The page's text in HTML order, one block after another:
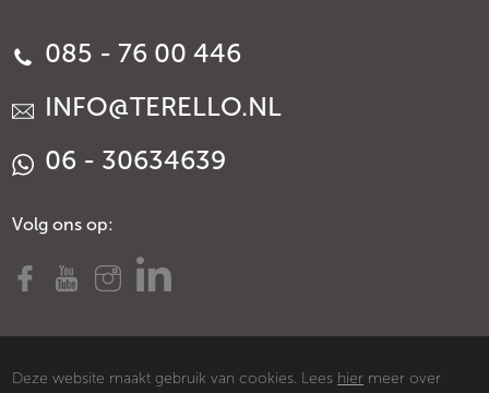
085 - 76 00 446
INFO@TERELLO.NL
06 - 30634639
Volg ons op:
Deze website maakt gebruik van cookies. Lees hier meer over